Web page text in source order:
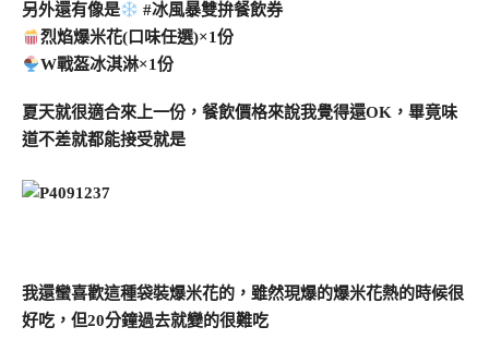
另外還有像是
#冰風暴雙拚餐飲券
烈焰爆米花(口味任選)×1份
W戰盔冰淇淋×1份
夏天就很適合來上一份，餐飲價格來說我覺得還OK，畢竟味
道不差就都能接受就是
我還蠻喜歡這種袋裝爆米花的，雖然現爆的爆米花熱的時候很
好吃，但20分鐘過去就變的很難吃